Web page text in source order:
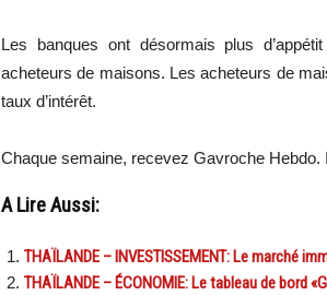
Les banques ont désormais plus
acheteurs de maisons. Les acheteurs de
taux d’intérêt.
Chaque semaine, recevez Gavroche
A Lire Aussi:
THAÏLANDE – INVESTISSEMENT: Le marché
THAÏLANDE – ÉCONOMIE: Le tableau de bord